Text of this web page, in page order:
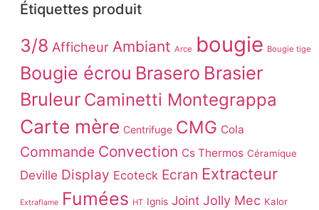
Étiquettes produit
3/8 Afficheur Ambiant Arce bougie Bougie tige
Bougie écrou Brasero Brasier
Bruleur Caminetti Montegrappa
Carte mère Centrifuge CMG Cola
Commande Convection Cs Thermos Céramique
Deville Display Ecoteck Ecran Extracteur
Extraflame Fumées HT Ignis Joint Jolly Mec Kalor